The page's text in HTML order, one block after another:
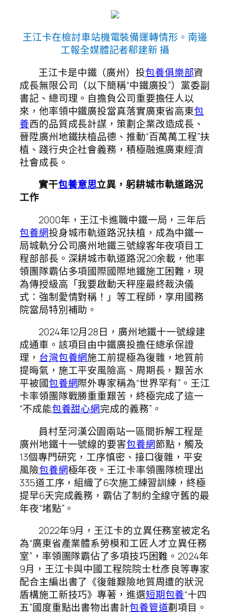
王江卡在檢討車站機電裝備運轉情形。南邊
工報全媒體記者郗建新 攝
王江卡是中鐵（廣州）投包養俱樂部資
成長無限公司（以下簡稱“中鐵廣投”）黨委副
書記、總司理。自擔負公司重要擔任人以
來，他率領中鐵廣投當真落實廣東省高東包
養西的品質成長計謀，策劃企業改造成長、
晉陞廣州地鐵扶植品德、推動“百萬萬工程”扶
植、踐行央企社會義務，積極融進廣東經濟
社會成長。
實干包養意思立異，躬耕城市軌道路況
工作
2000年，王江卡進職中鐵一局，三年后
包養網投身城市軌道路況扶植，成為中鐵一
局城軌分公司廣州地鐵三號線客年夜項目工
程部部長。深耕城市軌道路況20余載，他率
領團隊霸佔多項國際國際地鐵施工困難，現
為傳授級高「我要啟動天秤座最終裁決儀
式：強制愛情對稱！」等工程師，享用國務
院當局特別補助。
2024年12月28日，廣州地鐵十一號線建
成通車。該項目由中鐵廣投擔任總承保證
理， 台灣包養網施工前提極為復雜，地質前
提晦氣，施工平安風險高、周期長，艱苦水
平被國包養網際外專家稱為“世界罕有”。王江
卡率領團隊戰勝重重艱苦，終極完成了這一
“不成能包養甜心網完成的義務”。
員村至河漢公園兩站一區間拆解工程是
廣州地鐵十一號線的要害包養網節點，觸及
13個專門研究，工序慎密、接口復雜，平安
風險包養網極年夜。王江卡率領團隊梳理出
335道工序，組織了6次施工練習訓練，終極
提早6天完成義務，霸佔了制約全線守舊的最
年夜“堵點”。
2022年9月，王江卡的立異任務室被定名
為“廣東省產業體系勞模和工匠人才立異任務
室”，率領團隊霸佔了多項技巧困難。2024年
9月，王江卡與中國工程院院士杜彥良等專家
配合主編出書了《復雜艱險地質周遭的狀況
盾構施工新技巧》專著，進選短期包養“十四
五”國度重點出書物出書計包養管道劃項目。